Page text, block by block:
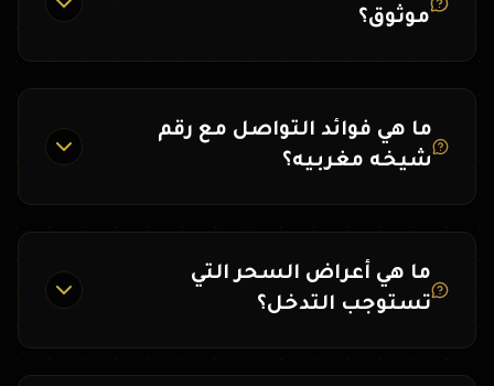
موثوق؟
ما هي فوائد التواصل مع رقم
شيخه مغربيه؟
ما هي أعراض السحر التي
تستوجب التدخل؟